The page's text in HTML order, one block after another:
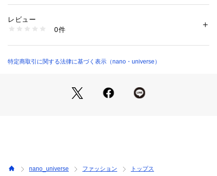
■デザイン
・ビンテージライクな雰囲気の1枚
・手洗いに対応したウォッシャブル素材
・デニムとの相性も◎
素材：アクリル 100%
洗濯：手洗い 漂白× アイロン150℃ ドライ弱い タンブル乾燥× 平干し ウ
ェット非常に弱い
商品番号：1096600000349 （モール）
レビュー
0件
特定商取引に関する法律に基づく表示（nano・universe）
nano_universe ファッション
トップス